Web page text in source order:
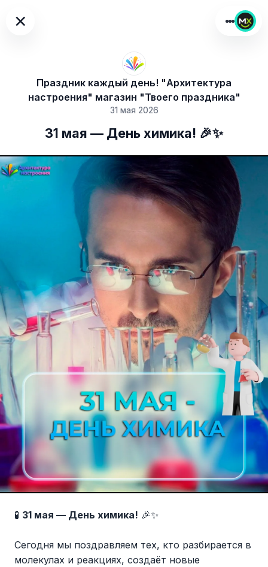
×
Праздник каждый день! "Архитектура
настроения" магазин "Твоего праздника"
31 мая 2026
31 мая — День химика! 🎉✨
🧪 31 мая — День химика! 🎉✨
Сегодня мы поздравляем тех, кто разбирается в
молекулах и реакциях, создаёт новые